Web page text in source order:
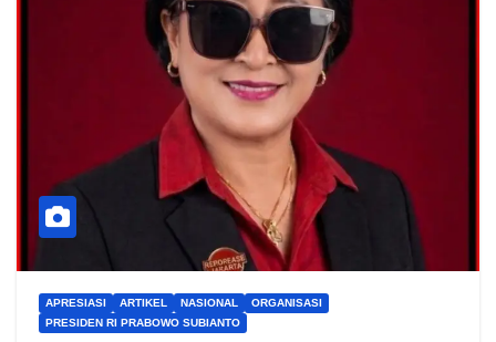
APRESIASI ARTIKEL NASIONAL
ORGANISASI
PRESIDEN RI PRABOWO SUBIANTO